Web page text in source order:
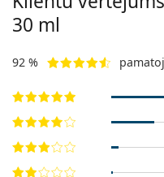
30 ml
92 %